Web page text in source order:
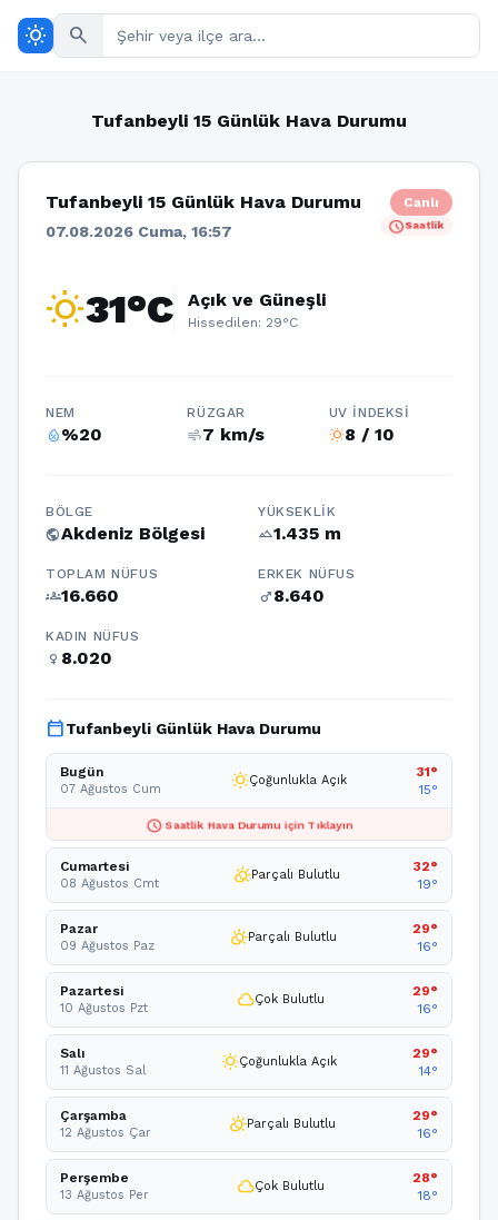
wb_sunny search
Tufanbeyli 15 Günlük Hava Durumu
Tufanbeyli 15 Günlük Hava Durumu
07.08.2026 Cuma, 16:57
Canlı
scheduleSaatlik
wb_sunny31°C Açık ve Güneşli
Hissedilen: 29°C
NEM
humidity_percentage%20
RÜZGAR
air7 km/s
UV İNDEKSI
wb_sunny8 / 10
BÖLGE
publicAkdeniz Bölgesi
YÜKSEKLIK
terrain1.435 m
TOPLAM NÜFUS
groups16.660
ERKEK NÜFUS
male8.640
KADIN NÜFUS
female 8.020
calendar_todayTufanbeyli Günlük Hava Durumu
Bugün
07 Ağustos Cum wb_sunnyÇoğunlukla Açık
31°
15°
schedule Saatlik Hava Durumu için Tıklayın
Cumartesi
08 Ağustos Cmt partly_cloudy_dayParçalı Bulutlu
32°
19°
Pazar
09 Ağustos Paz partly_cloudy_dayParçalı Bulutlu
29°
16°
Pazartesi
10 Ağustos Pzt cloudÇok Bulutlu
29°
16°
Salı
11 Ağustos Sal wb_sunnyÇoğunlukla Açık
29°
14°
Çarşamba
12 Ağustos Çar partly_cloudy_dayParçalı Bulutlu
29°
16°
Perşembe
13 Ağustos Per cloudÇok Bulutlu
28°
18°